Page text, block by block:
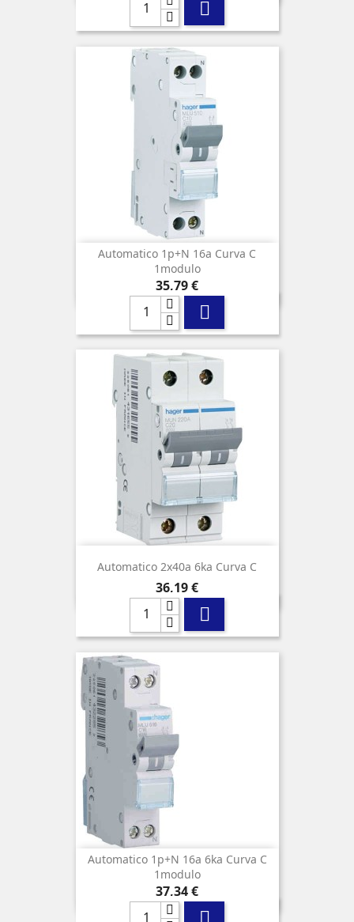

Automatico 1p+n 16a Curva C
1modulo
Precio
35,79 €

Automatico 2x40a 6ka Curva C
Precio
36,19 €

Automatico 1p+n 16a 6ka Curva C
1modulo
Precio
37,34 €